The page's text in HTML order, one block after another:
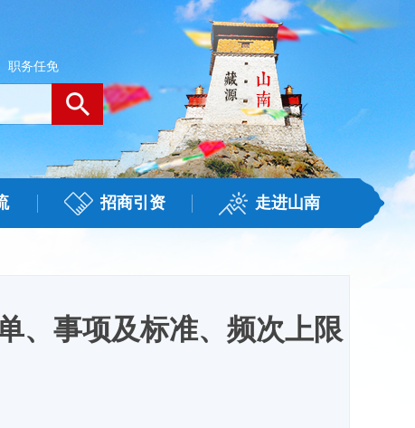
职务任免
招商引资 走进山南
、事项及标准、频次上限